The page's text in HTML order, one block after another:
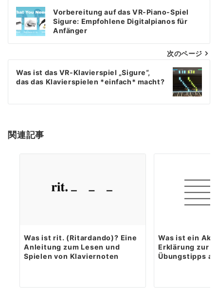
Beitragsnavigation
Vorbereitung auf das VR-Piano-Spiel
Sigure: Empfohlene Digitalpianos für
Anfänger
次のページ
Was ist das VR-Klavierspiel „Sigure“,
das das Klavierspielen *einfach* macht?
関連記事
Was ist rit. (Ritardando)? Eine
Anleitung zum Lesen und
Spielen von Klaviernoten
Was ist ein
Erklärung zur
Übungstipps